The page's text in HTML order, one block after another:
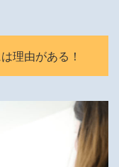
理由がある！